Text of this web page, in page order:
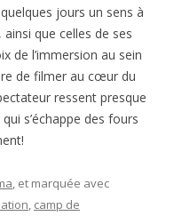
jours un sens à
que celles de ses
de l’immersion au sein
de filmer au cœur du
ressent presque
s’échappe des fours
, et marquée avec
, camp de